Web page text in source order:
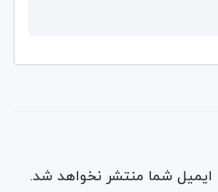
ایمیل شما منتشر نخواهد شد.